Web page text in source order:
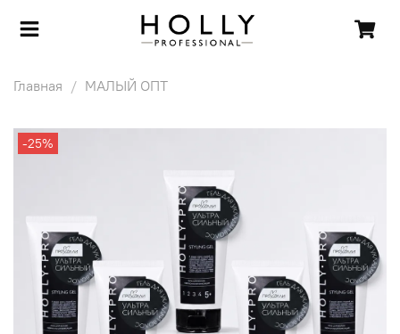
Главная МАЛЫЙ ОПТ
-25%